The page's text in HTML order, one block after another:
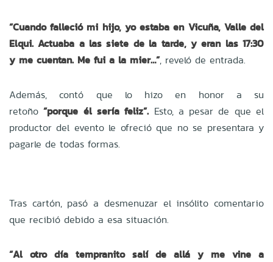
“Cuando falleció mi hijo, yo estaba en Vicuña, Valle del
Elqui. Actuaba a las siete de la tarde, y eran las 17:30
y me cuentan. Me fui a la mier…”, reveló de entrada.
Además, contó que lo hizo en honor a su
retoño“porque él sería feliz”. Esto, a pesar de que el
productor del evento le ofreció que no se presentara y
pagarle de todas formas.
Tras cartón, pasó a desmenuzar el insólito comentario
que recibió debido a esa situación.
“Al otro día tempranito salí de allá y me vine a